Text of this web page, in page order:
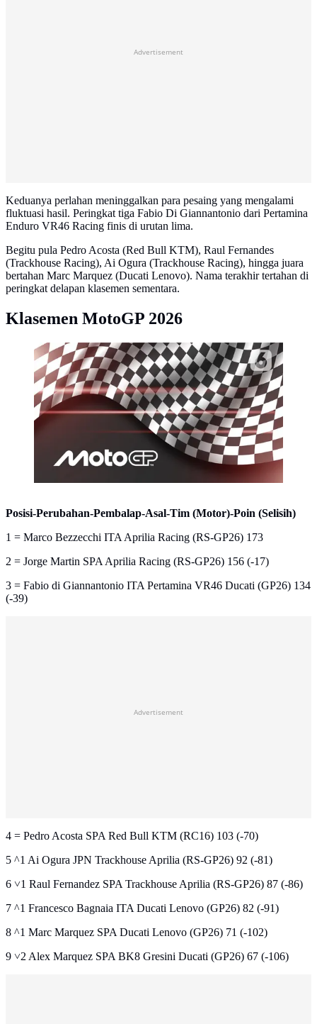
Advertisement
Keduanya perlahan meninggalkan para pesaing yang mengalami
fluktuasi hasil. Peringkat tiga Fabio Di Giannantonio dari Pertamina
Enduro VR46 Racing finis di urutan lima.
Begitu pula Pedro Acosta (Red Bull KTM), Raul Fernandes
(Trackhouse Racing), Ai Ogura (Trackhouse Racing), hingga juara
bertahan Marc Marquez (Ducati Lenovo). Nama terakhir tertahan di
peringkat delapan klasemen sementara.
Klasemen MotoGP 2026
Ilustrasi dan logo MotoGP. (Liputan6.com/Abdillah)
Posisi-Perubahan-Pembalap-Asal-Tim (Motor)-Poin (Selisih)
1 = Marco Bezzecchi ITA Aprilia Racing (RS-GP26) 173
2 = Jorge Martin SPA Aprilia Racing (RS-GP26) 156 (-17)
3 = Fabio di Giannantonio ITA Pertamina VR46 Ducati (GP26) 134
(-39)
Advertisement
4 = Pedro Acosta SPA Red Bull KTM (RC16) 103 (-70)
5 ^1 Ai Ogura JPN Trackhouse Aprilia (RS-GP26) 92 (-81)
6 ˅1 Raul Fernandez SPA Trackhouse Aprilia (RS-GP26) 87 (-86)
7 ^1 Francesco Bagnaia ITA Ducati Lenovo (GP26) 82 (-91)
8 ^1 Marc Marquez SPA Ducati Lenovo (GP26) 71 (-102)
9 ˅2 Alex Marquez SPA BK8 Gresini Ducati (GP26) 67 (-106)